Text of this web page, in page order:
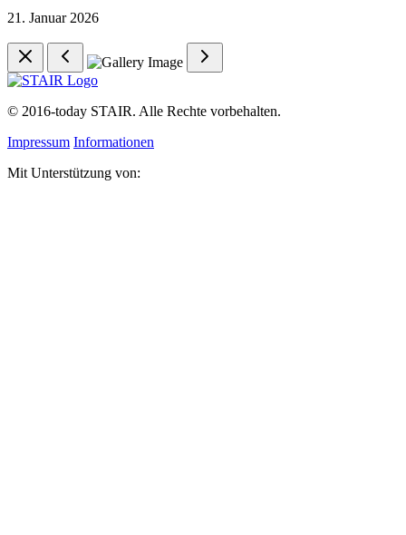
21. Januar 2026
© 2016-today STAIR. Alle Rechte vorbehalten.
Impressum Informationen
Mit Unterstützung von: